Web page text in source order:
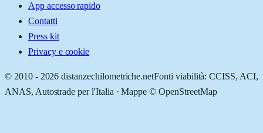
App accesso rapido
Contatti
Press kit
Privacy e cookie
© 2010 - 2026 distanzechilometriche.netFonti viabilità: CCISS, ACI,
ANAS, Autostrade per l'Italia · Mappe © OpenStreetMap